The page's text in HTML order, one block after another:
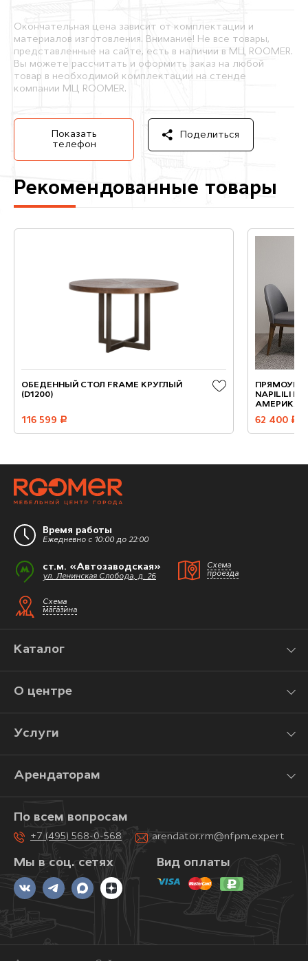
Окончательная цена зависит от комплектации и
материалов изготовления. Внимание! Не все товары,
представленные на сайте, есть в наличии в МЦ ROOMER.
Вы можете рассчитать и оформить заказ на любой
товар в необходимой комплектации на стенде
компании МЦ ROOMER.
Показать
телефон
Поделиться
Рекомендованные товары
ОБЕДЕННЫЙ СТОЛ FRAME КРУГЛЫЙ
(D1200)
116 599 руб.
NAPILILI
62 400 руб.
Время работы
Ежедневно с 10:00 до 22:00
ст.м. «Автозаводская»
ул. Ленинская Слобода, д. 26
Схема
проезда
Схема
магазина
Каталог
О центре
Услуги
Арендаторам
Мы в соц. сетях
По всем вопросам
+7 (495) 568-0-568 arendator.rm@nfpm.expert
Вид оплаты